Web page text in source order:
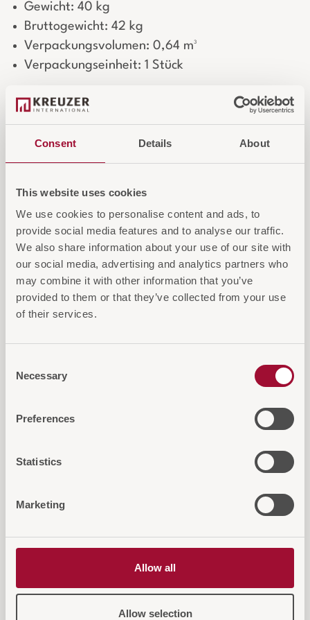
Consent Details About
This website uses cookies
We use cookies to personalise content and ads, to
provide social media features and to analyse our traffic.
We also share information about your use of our site with
our social media, advertising and analytics partners who
may combine it with other information that you’ve
provided to them or that they’ve collected from your use
of their services.
Selection
Necessary
Preferences
Statistics
Marketing
Allow all
Allow selection
Gewicht: 40 kg
Bruttogewicht: 42 kg
Verpackungsvolumen: 0,64 m³
Verpackungseinheit: 1 Stück
Maßgeschneiderte Polsterung
Jeder Stuhl ist auf Wunsch mit einem
kundenspezifischen Bezug erhältlich.
Wählen Sie aus zahlreichen Stoffen,
Verfügung.
IN DEN WARENKORB
AUF DIE ANFRAGELISTE
Diese Artikel könnten Sie auch
interessieren